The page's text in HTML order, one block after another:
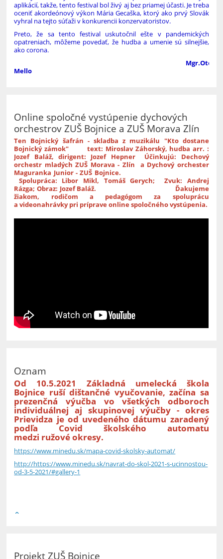
aplikácií, takže, tento festival bol živý aj bez priamej účasti. Je treba
oceniť akordeónový výkon Mária Gecaška, ktorý ako prvý Slovák
vyhral na tejto súťaži v konkurencii konzervatoristov.
Preto, že sa tento festival uskutočnil ešte v pandemických
opatreniach, môžeme povedať, že hudba a umenie sú silnejšie,
ako corona.
Mgr.Oto
Mello
Online spoločné vystúpenie dychových
orchestrov ZUŠ Bojnice a ZUŠ Morava Zlín
Ten Bojnický šafrán - skladba z muzikálu "Kto dostane
Bojnický zámok"text: Miroslav Záhorský, hudba arr. :
Jozef Baláž, dirigent: Jozef Hepner Účinkujú: Dechový
orchestr mladých ZUŠ Morava - Zlín a Dychový orchester
Maguranka Junior - ZUŠ Bojnice.
Spolupráca: Libor Mikl, Tomáš Gerych;
Zvuk: Andrej
Rázga;Obraz: Jozef Baláž. Ďakujeme
žiakom, rodičom a pedagógom za spoluprácu
a videonahrávky pri príprave online spoločného vystúpenia.
Oznam
Od 10.5.2021 Základná umelecká škola
Bojnice ruší dištančné vyučovanie, začína sa
prezenčná výučba vo všetkých odboroch
individuálnej aj skupinovej výučby - okres
Prievidza je od uvedeného dátumu zaradený
podľa Covid školského automatu
medzi ružové okresy.
https://www.minedu.sk/mapa-covid-skolsky-automat/
http://https://www.minedu.sk/navrat-do-skol-2021-s-ucinnostou-
od-3-5-2021/#gallery-1
Projekt ZUŠ Bojnice